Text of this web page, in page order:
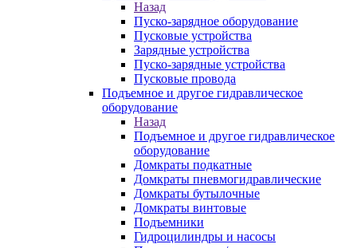
Назад
Пуско-зарядное оборудование
Пусковые устройства
Зарядные устройства
Пуско-зарядные устройства
Пусковые провода
Подъемное и другое гидравлическое
оборудование
Назад
Подъемное и другое гидравлическое
оборудование
Домкраты подкатные
Домкраты пневмогидравлические
Домкраты бутылочные
Домкраты винтовые
Подъемники
Гидроцилиндры и насосы